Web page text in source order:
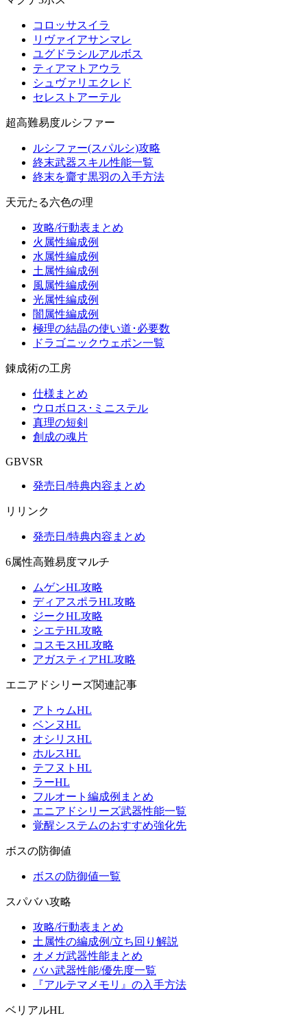
コロッサスイラ
リヴァイアサンマレ
ユグドラシルアルボス
ティアマトアウラ
シュヴァリエクレド
セレストアーテル
超高難易度ルシファー
ルシファー(スパルシ)攻略
終末武器スキル性能一覧
終末を齎す黒羽の入手方法
天元たる六色の理
攻略/行動表まとめ
火属性編成例
水属性編成例
土属性編成例
風属性編成例
光属性編成例
闇属性編成例
極理の結晶の使い道･必要数
ドラゴニックウェポン一覧
錬成術の工房
仕様まとめ
ウロボロス･ミニステル
真理の短剣
創成の魂片
GBVSR
発売日/特典内容まとめ
リリンク
発売日/特典内容まとめ
6属性高難易度マルチ
ムゲンHL攻略
ディアスポラHL攻略
ジークHL攻略
シエテHL攻略
コスモスHL攻略
アガスティアHL攻略
エニアドシリーズ関連記事
アトゥムHL
ベンヌHL
オシリスHL
ホルスHL
テフヌトHL
ラーHL
フルオート編成例まとめ
エニアドシリーズ武器性能一覧
覚醒システムのおすすめ強化先
ボスの防御値
ボスの防御値一覧
スパバハ攻略
攻略/行動表まとめ
土属性の編成例/立ち回り解説
オメガ武器性能まとめ
バハ武器性能/優先度一覧
『アルテマメモリ』の入手方法
ベリアルHL